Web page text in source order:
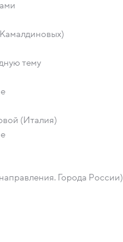
тему
(Италия)
Города России)